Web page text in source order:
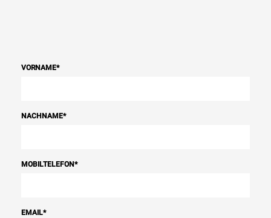
VORNAME*
NACHNAME*
MOBILTELEFON*
EMAIL*